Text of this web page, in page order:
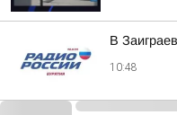
В
10:48